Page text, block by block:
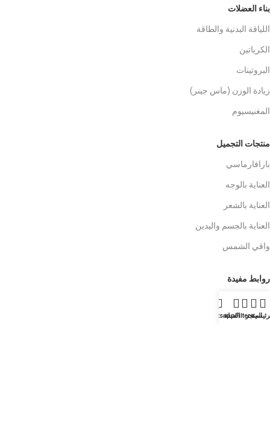
بناء العضلات
اللياقة البدنية والطاقة
الكرياتين
البروتينات
زيادة الوزن (ماس جينر)
المغنيسيوم
منتجات التجميل
بارافارماسي
العناية بالوجه
العناية بالشعر
العناية بالجسم واليدين
واقي الشمس
روابط مفيدة
من نحن
اتصل بنا
المتجرFiltersالسلة
Whatsapp